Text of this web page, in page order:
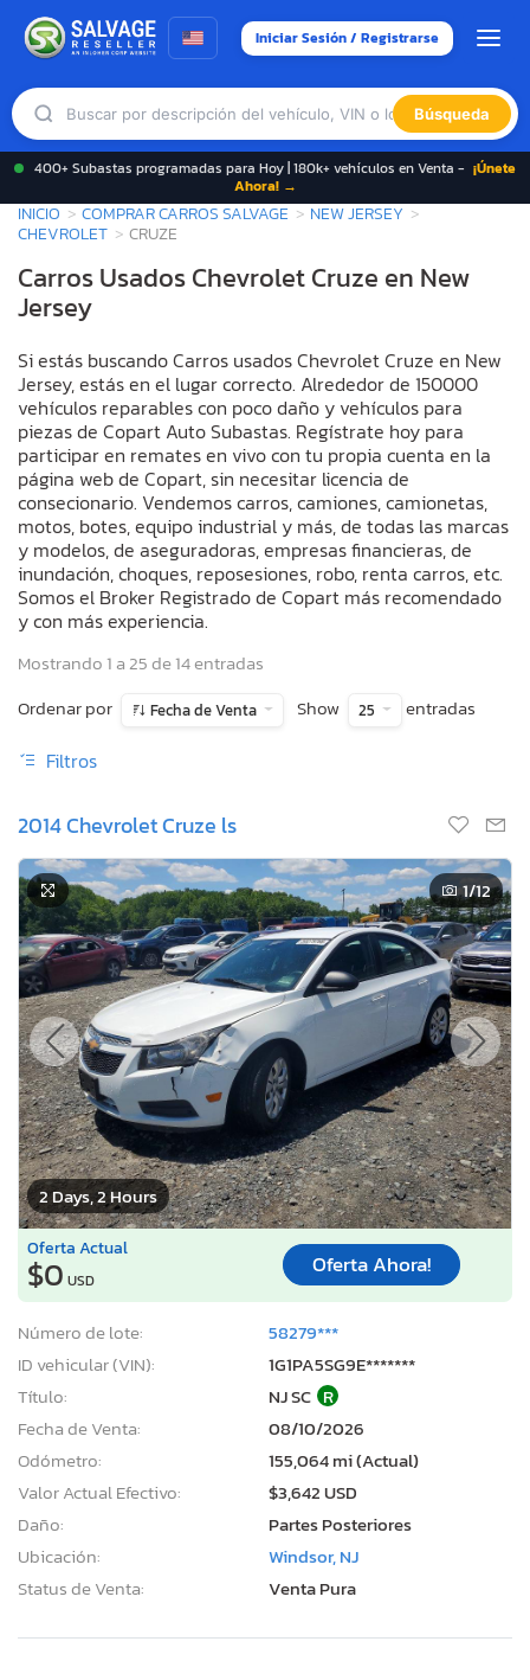
Iniciar Sesión / Registrarse
Búsqueda
400+ Subastas programadas para Hoy | 180k+ vehículos en Venta - ¡Únete
Ahora! →
INICIO COMPRAR CARROS SALVAGE
NEW JERSEY
CHEVROLET
CRUZE
Carros Usados Chevrolet Cruze en New
Jersey
Si estás buscando Carros usados Chevrolet Cruze en New
Jersey, estás en el lugar correcto. Alrededor de 150000
vehículos reparables con poco daño y vehículos para
piezas de Copart Auto Subastas. Regístrate hoy para
participar en remates en vivo con tu propia cuenta en la
página web de Copart, sin necesitar licencia de
consecionario. Vendemos carros, camiones, camionetas,
motos, botes, equipo industrial y más, de todas las marcas
y modelos, de aseguradoras, empresas financieras, de
inundación, choques, reposesiones, robo, renta carros, etc.
Somos el Broker Registrado de Copart más recomendado
y con más experiencia.
Mostrando 1 a 25 de 14 entradas
Ordenar por
Fecha de Venta Show 25 entradas
Filtros
2014 Chevrolet Cruze ls
2 Days, 2 Hours
1/12
Oferta Actual
$0 USD
Oferta Ahora!
Número de lote:
58279***
ID vehicular (VIN):
1G1PA5SG9E*******
Título:
NJ SC R
Fecha de Venta:
08/10/2026
Odómetro:
155,064 mi (Actual)
Valor Actual Efectivo:
$3,642 USD
Daño:
Partes Posteriores
Ubicación:
Windsor, NJ
Status de Venta:
Venta Pura